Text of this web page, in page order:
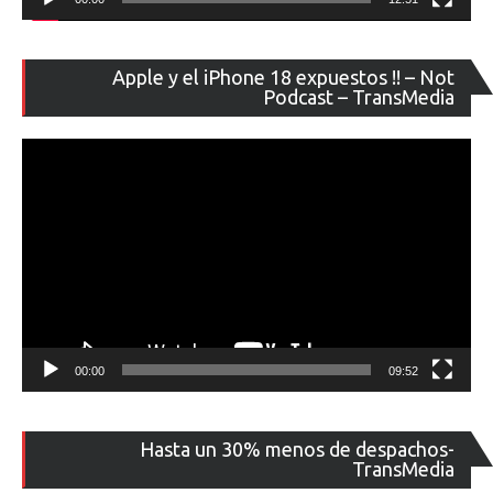
Apple y el iPhone 18 expuestos !! – Not
Podcast – TransMedia
de
00:00 09:52
Hasta un 30% menos de despachos-
TransMedia
de